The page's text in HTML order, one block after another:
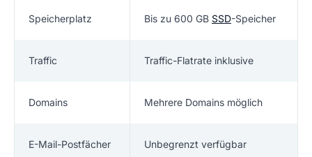
Speicherplatz Bis zu 600 GB SSD-Speicher
Traffic Traffic-Flatrate inklusive
Domains Mehrere Domains möglich
E-Mail-Postfächer Unbegrenzt verfügbar